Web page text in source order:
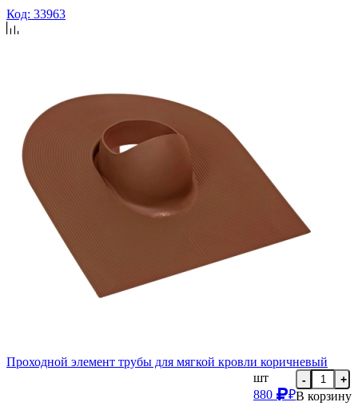
Код: 33963
Проходной элемент трубы для мягкой кровли коричневый
шт
880
₽
- +
В корзину